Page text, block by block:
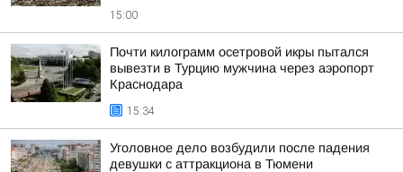
15:00
Почти килограмм осетровой икры пытался
вывезти в Турцию мужчина через аэропорт
Краснодара
15:34
Уголовное дело возбудили после падения
девушки с аттракциона в Тюмени